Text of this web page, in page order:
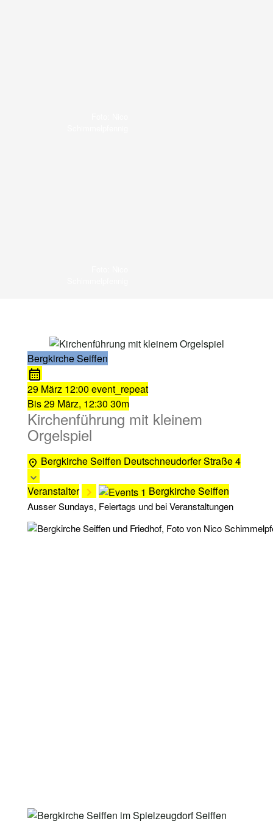
Bergkirche Seiffen
29 März 12:00 event_repeat
Bis29 März, 12:30 30m
Kirchenführung mit kleinem
Orgelspiel
Bergkirche Seiffen Deutschneudorfer Straße 4
Veranstalter Bergkirche Seiffen
Ausser Sundays, Feiertags und bei Veranstaltungen